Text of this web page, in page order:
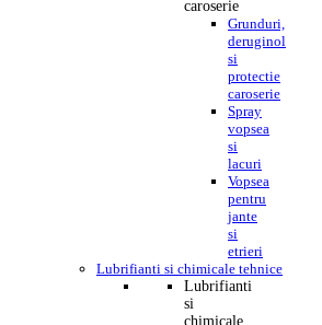
caroserie
Grunduri,
deruginol
si
protectie
caroserie
Spray
vopsea
si
lacuri
Vopsea
pentru
jante
si
etrieri
Lubrifianti si chimicale tehnice
Lubrifianti
si
chimicale